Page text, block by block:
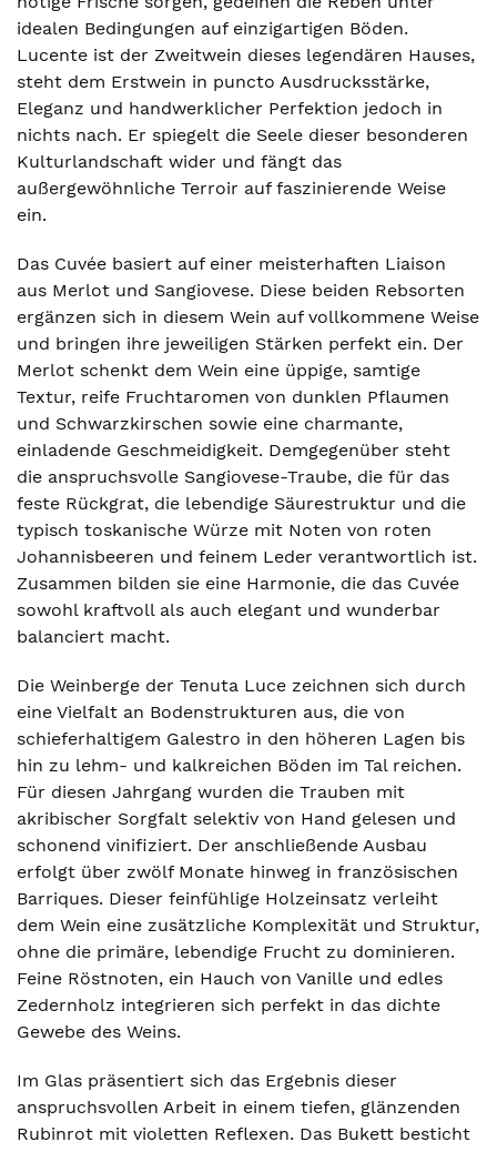
idealen Bedingungen auf einzigartigen Böden.
Lucente ist der Zweitwein dieses legendären Hauses,
steht dem Erstwein in puncto Ausdrucksstärke,
Eleganz und handwerklicher Perfektion jedoch in
nichts nach. Er spiegelt die Seele dieser besonderen
Kulturlandschaft wider und fängt das
außergewöhnliche Terroir auf faszinierende Weise
ein.
Das Cuvée basiert auf einer meisterhaften Liaison
aus Merlot und Sangiovese. Diese beiden Rebsorten
ergänzen sich in diesem Wein auf vollkommene Weise
und bringen ihre jeweiligen Stärken perfekt ein. Der
Merlot schenkt dem Wein eine üppige, samtige
Textur, reife Fruchtaromen von dunklen Pflaumen
und Schwarzkirschen sowie eine charmante,
einladende Geschmeidigkeit. Demgegenüber steht
die anspruchsvolle Sangiovese-Traube, die für das
feste Rückgrat, die lebendige Säurestruktur und die
typisch toskanische Würze mit Noten von roten
Johannisbeeren und feinem Leder verantwortlich ist.
Zusammen bilden sie eine Harmonie, die das Cuvée
sowohl kraftvoll als auch elegant und wunderbar
balanciert macht.
Die Weinberge der Tenuta Luce zeichnen sich durch
eine Vielfalt an Bodenstrukturen aus, die von
schieferhaltigem Galestro in den höheren Lagen bis
hin zu lehm- und kalkreichen Böden im Tal reichen.
Für diesen Jahrgang wurden die Trauben mit
akribischer Sorgfalt selektiv von Hand gelesen und
schonend vinifiziert. Der anschließende Ausbau
erfolgt über zwölf Monate hinweg in französischen
Barriques. Dieser feinfühlige Holzeinsatz verleiht
dem Wein eine zusätzliche Komplexität und Struktur,
ohne die primäre, lebendige Frucht zu dominieren.
Feine Röstnoten, ein Hauch von Vanille und edles
Zedernholz integrieren sich perfekt in das dichte
Gewebe des Weins.
Im Glas präsentiert sich das Ergebnis dieser
anspruchsvollen Arbeit in einem tiefen, glänzenden
Rubinrot mit violetten Reflexen. Das Bukett besticht